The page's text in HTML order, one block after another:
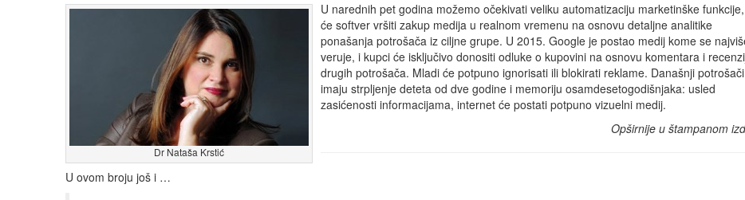
Dr Nataša Krstić
U narednih pet godina možemo očekivati veliku automatizaciju marketinške
će softver vršiti zakup medija u realnom vremenu na osnovu detaljne analitike
ponašanja potrošača iz ciljne grupe. U 2015. Google je postao medij kome se
veruje, i kupci će isključivo donositi odluke o kupovini na osnovu komentara i
drugih potrošača. Mladi će potpuno ignorisati ili blokirati reklame. Današnji potrošači
imaju strpljenje deteta od dve godine i memoriju osamdesetogodišnjaka: usled
zasićenosti informacijama, internet će postati potpuno vizuelni medij.
Opširnije u štampanom
U ovom broju još i …